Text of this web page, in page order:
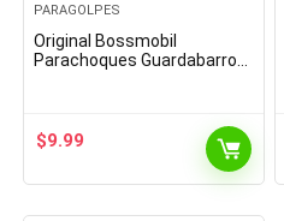
PARAGOLPES
Original Bossmobil
Parachoques Guardabarros
$9.99